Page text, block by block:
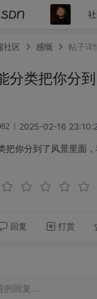
社区 感慨 帖子详
分类把你分
2025-02-16
把你分到了风景里面
回复 打赏
的回复…